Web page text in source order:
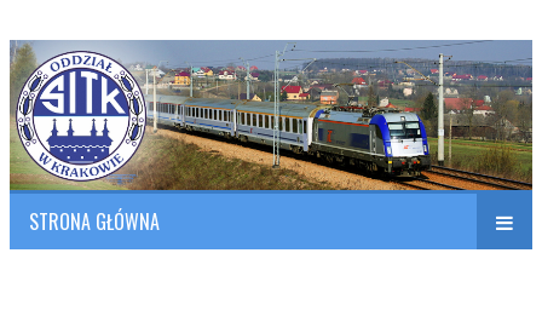
SITK RP Oddział w KRAKOWIE
Polish Association of Engineers & Technicians of Transportation
STRONA GŁÓWNA